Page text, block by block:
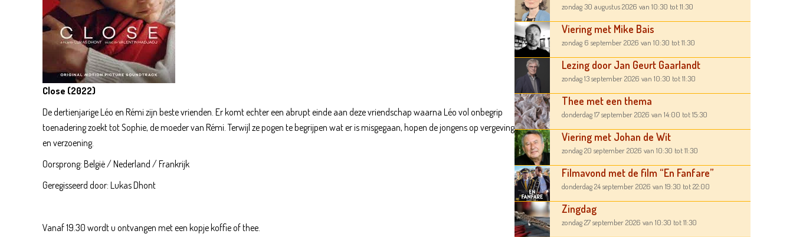
Close (2022)
De dertienjarige Léo en Rémi zijn beste vrienden. Er komt echter een abrupt einde aan deze vriendschap waarna Léo vol onbegrip
toenadering zoekt tot Sophie, de moeder van Rémi. Terwijl ze pogen te begrijpen wat er is misgegaan, hopen de jongens op vergeving
en verzoening.
Oorsprong: België / Nederland / Frankrijk
Geregisseerd door: Lukas Dhont
Vanaf 19.30 wordt u ontvangen met een kopje koffie of thee.
zondag 30 augustus 2026 van 10:30 tot 11:30
Viering met Mike Bais
zondag 6 september 2026 van 10:30 tot 11:30
Lezing door Jan Geurt Gaarlandt
zondag 13 september 2026 van 10:30 tot 11:30
Thee met een thema
donderdag 17 september 2026 van 14:00 tot 15:30
Viering met Johan de Wit
zondag 20 september 2026 van 10:30 tot 11:30
Filmavond met de film “En Fanfare”
donderdag 24 september 2026 van 19:30 tot 22:00
Zingdag
zondag 27 september 2026 van 10:30 tot 11:30